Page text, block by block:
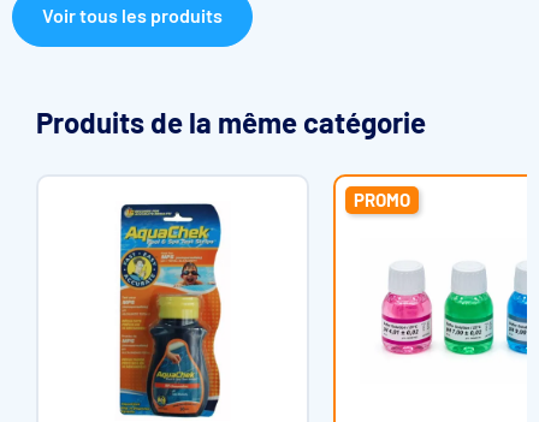
Voir tous les produits
Produits de la même catégorie
PROMO